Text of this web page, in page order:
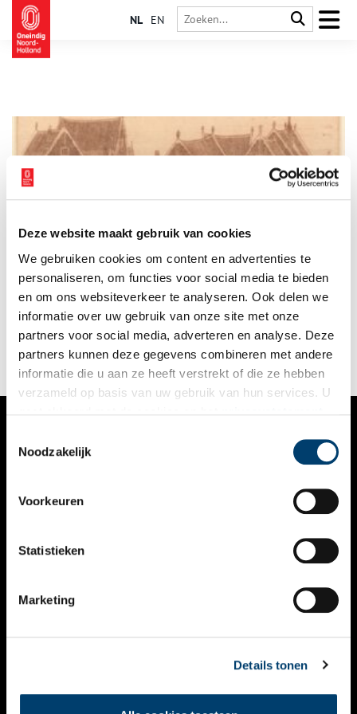
Deze website maakt gebruik van cookies
We gebruiken cookies om content en advertenties te
personaliseren, om functies voor social media te bieden
en om ons websiteverkeer te analyseren. Ook delen we
informatie over uw gebruik van onze site met onze
partners voor social media, adverteren en analyse. Deze
partners kunnen deze gegevens combineren met andere
informatie die u aan ze heeft verstrekt of die ze hebben
verzameld op basis van uw gebruik van hun services. U
Noodzakelijk
Voorkeuren
Statistieken
Marketing
Details tonen
NL EN
Dit najaar staat de kunstenaar W.O.J. Nieuwenkamp (1874-
1950) centraal bij het Waterlands Archief en deelnemende
partners: Stichting W.O.J. Nieuwenkamp, Cultuurhuis Wherelant,
Bibliotheek Waterland, Edams Museum en de beeldend
kunstenaars Nynke van Zwol en Rob de Heer. De aanleiding is
de viering van zijn 150e geboortejaar én het feit dat de
Stichting W.O.J. Nieuwenkamp vorig jaar haar collectie in
bruikleen heeft ondergebracht bij ons archief.
2 min
VERHALEN
KALENDER
THEMA’S
VIDEO’S
CONTACT